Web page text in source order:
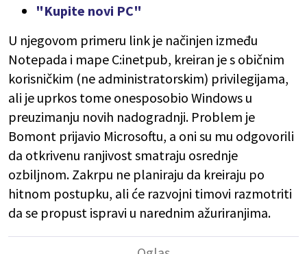
"Kupite novi PC"
U njegovom primeru link je načinjen između
Notepada i mape C:inetpub, kreiran je s običnim
korisničkim (ne administratorskim) privilegijama,
ali je uprkos tome onesposobio Windows u
preuzimanju novih nadogradnji. Problem je
Bomont prijavio Microsoftu, a oni su mu odgovorili
da otkrivenu ranjivost smatraju osrednje
ozbiljnom. Zakrpu ne planiraju da kreiraju po
hitnom postupku, ali će razvojni timovi razmotriti
da se propust ispravi u narednim ažuriranjima.